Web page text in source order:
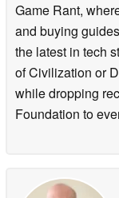
Game Rant,
and buying
the latest in tech
of Civilization or
while dropping
Foundation to